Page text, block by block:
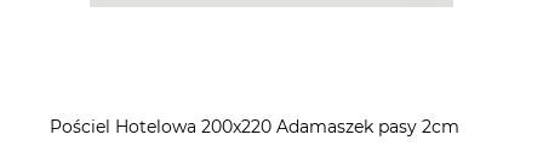
Pościel Hotelowa 200x220 Adamaszek pasy 2cm